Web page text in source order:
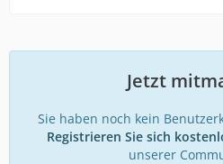
Jetzt
Sie haben noch kein
Registrieren Sie sich
unserer